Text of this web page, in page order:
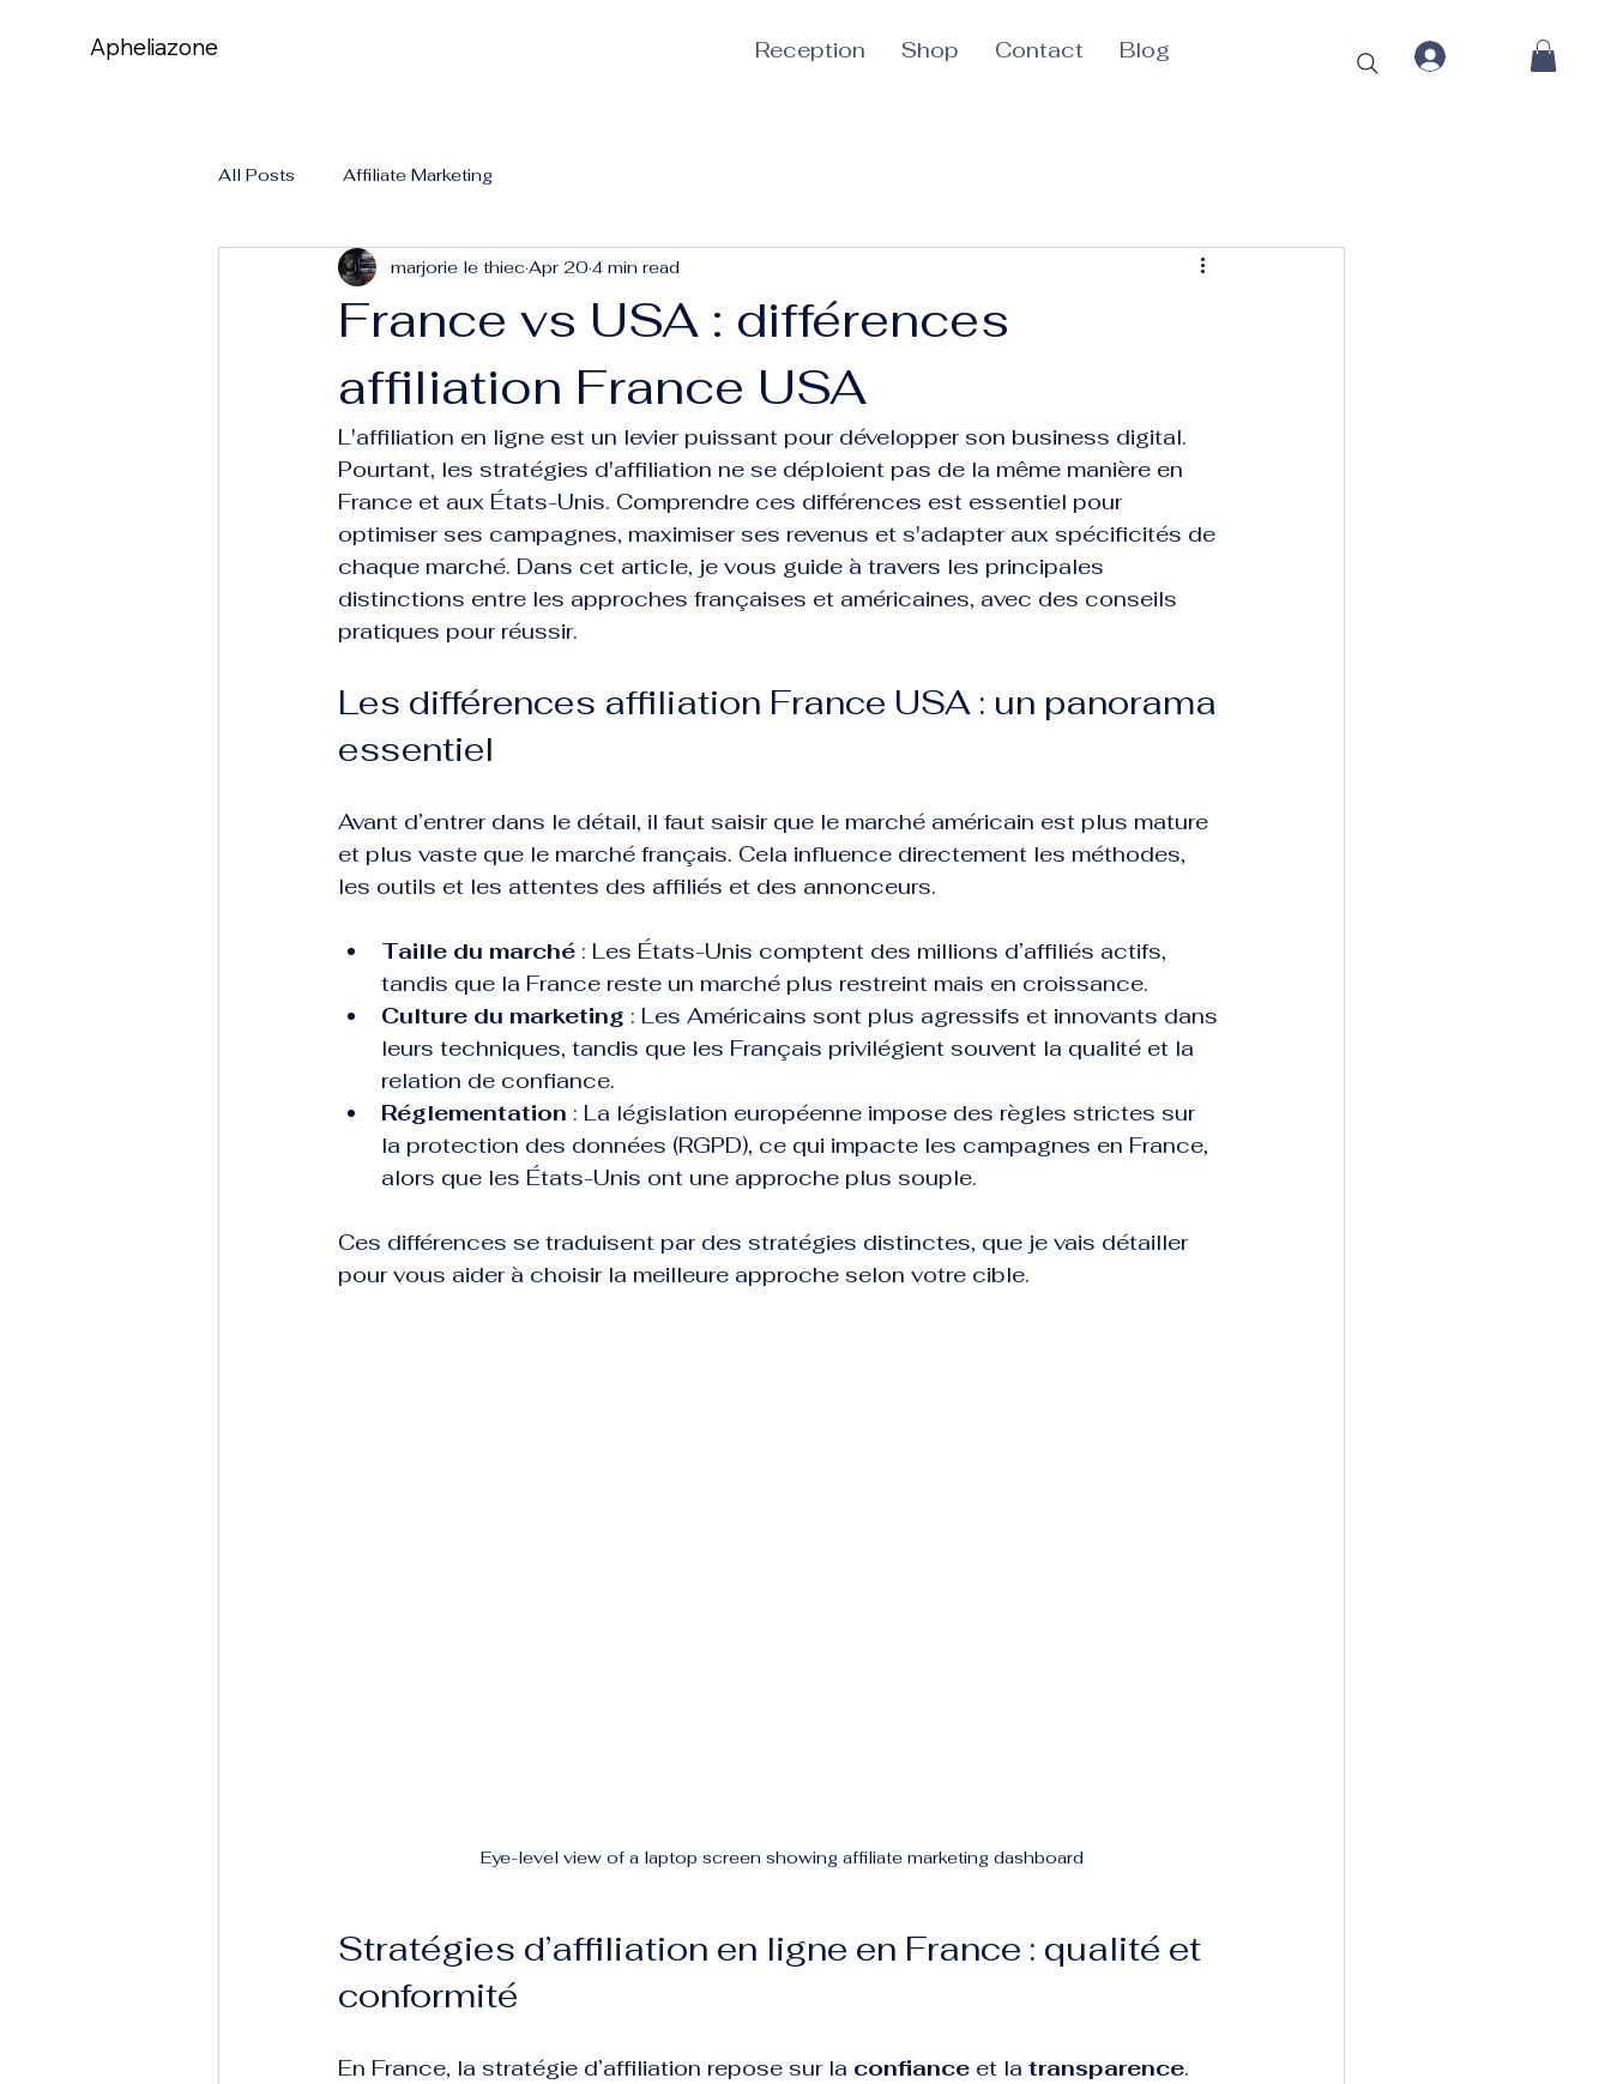
Apheliazone
Apheliazone Reception Shop Contact Blog
All Posts Affiliate Marketing
France vs USA : différences
affiliation France USA
marjorie le thiec Apr 20 4 min read
L'affiliation en ligne est un levier puissant pour développer son business digital.
Pourtant, les stratégies d'affiliation ne se déploient pas de la même manière en
France et aux États-Unis. Comprendre ces différences est essentiel pour
optimiser ses campagnes, maximiser ses revenus et s'adapter aux spécificités de
chaque marché. Dans cet article, je vous guide à travers les principales
distinctions entre les approches françaises et américaines, avec des conseils
pratiques pour réussir.
Les différences affiliation France USA : un panorama
essentiel
Avant d’entrer dans le détail, il faut saisir que le marché américain est plus mature
et plus vaste que le marché français. Cela influence directement les méthodes,
les outils et les attentes des affiliés et des annonceurs.
Taille du marché : Les États-Unis comptent des millions d’affiliés actifs,
tandis que la France reste un marché plus restreint mais en croissance.
Culture du marketing : Les Américains sont plus agressifs et innovants dans
leurs techniques, tandis que les Français privilégient souvent la qualité et la
relation de confiance.
Réglementation : La législation européenne impose des règles strictes sur
la protection des données (RGPD), ce qui impacte les campagnes en France,
alors que les États-Unis ont une approche plus souple.
Ces différences se traduisent par des stratégies distinctes, que je vais détailler
pour vous aider à choisir la meilleure approche selon votre cible.
Eye-level view of a laptop screen showing affiliate marketing dashboard
Stratégies d’affiliation en ligne en France : qualité et
conformité
En France, la stratégie d’affiliation repose sur la confiance et la transparence.